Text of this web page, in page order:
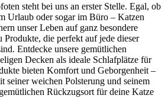
steht bei uns an erster Stelle. Egal, ob
Urlaub oder sogar im Büro – Katzen
unser Leben auf ganz besondere
Produkte, die perfekt auf jede dieser
Entdecke unsere gemütlichen
Decken als ideale Schlafplätze für
bieten Komfort und Geborgenheit –
seiner weichen Polsterung und seinem
Rückzugsort für deine Katze